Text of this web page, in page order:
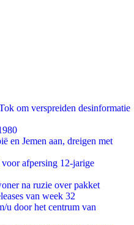
om verspreiden desinformatie
en Jemen aan, dreigen met
afpersing 12-jarige
na ruzie over pakket
van week 32
u door het centrum van